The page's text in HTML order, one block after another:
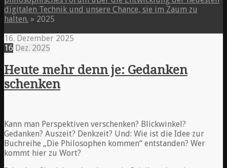
digitalen Technik und unsere Chance, sie im Zaum zu
halten. » 2025
16. Dezember 2025
16 Dez. 2025
Heute mehr denn je: Gedanken
schenken
Kann man Perspektiven verschenken? Blickwinkel?
Gedanken? Auszeit? Denkzeit? Und: Wie ist die Idee zur
Buchreihe „Die Philosophen kommen“ entstanden? Wer
kommt hier zu Wort?